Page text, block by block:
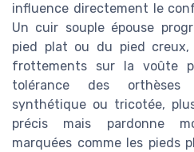
influence directement le
Un cuir souple épouse
pied plat ou du pied
frottements sur la voûte
tolérance des
synthétique ou tricotée,
précis mais pardonne
marquées comme les pieds